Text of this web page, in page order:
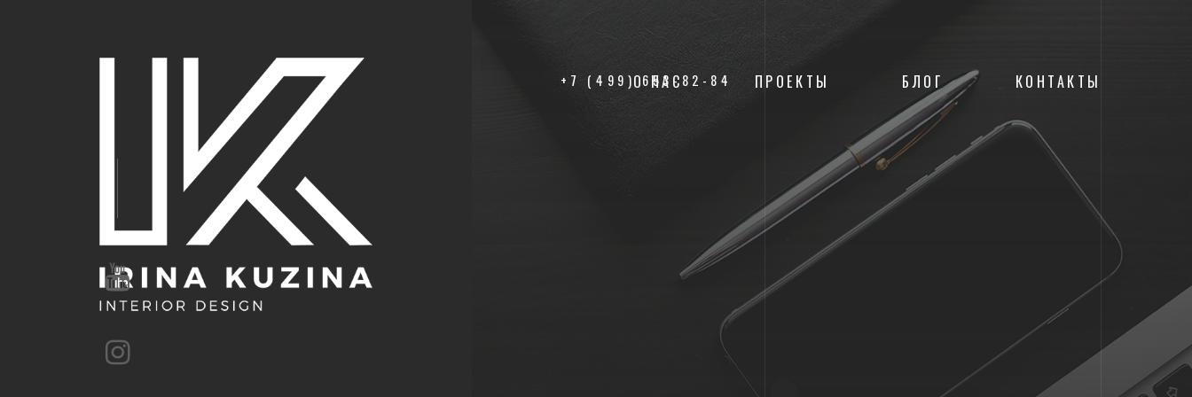
+7 (499) 653-82-84
О НАС ПРОЕКТЫ БЛОГ КОНТАКТЫ